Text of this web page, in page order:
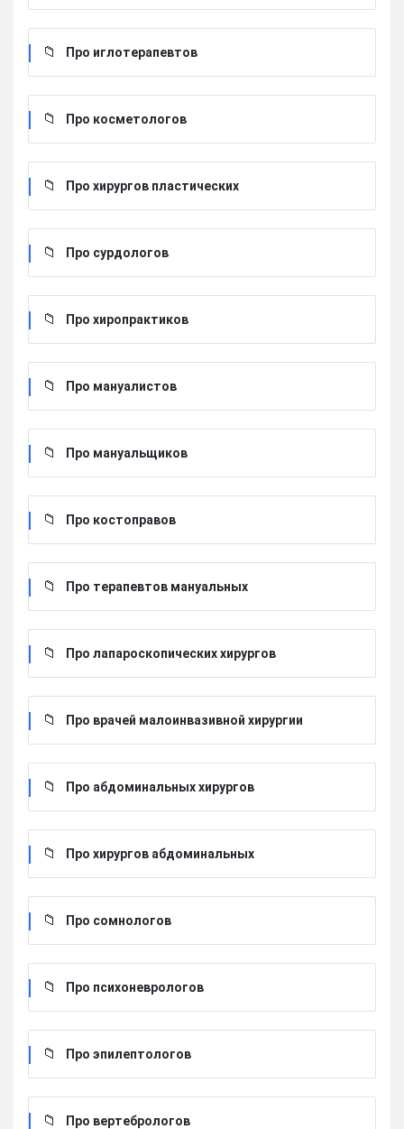
Про иглотерапевтов
Про косметологов
Про хирургов пластических
Про сурдологов
Про хиропрактиков
Про мануалистов
Про мануальщиков
Про костоправов
Про терапевтов мануальных
Про лапароскопических хирургов
Про врачей малоинвазивной хирургии
Про абдоминальных хирургов
Про хирургов абдоминальных
Про сомнологов
Про психоневрологов
Про эпилептологов
Про вертебрологов